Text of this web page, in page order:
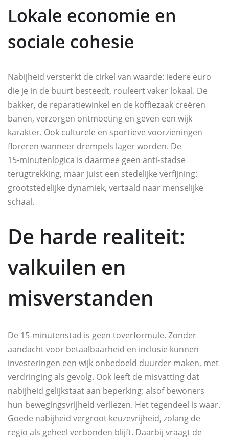
Lokale economie en
sociale cohesie
Nabijheid versterkt de cirkel van waarde: iedere euro
die je in de buurt besteedt, rouleert vaker lokaal. De
bakker, de reparatiewinkel en de koffiezaak creëren
banen, verzorgen ontmoeting en geven een wijk
karakter. Ook culturele en sportieve voorzieningen
floreren wanneer drempels lager worden. De
15‑minutenlogica is daarmee geen anti‑stadse
terugtrekking, maar juist een stedelijke verfijning:
grootstedelijke dynamiek, vertaald naar menselijke
schaal.
De harde realiteit:
valkuilen en
misverstanden
De 15‑minutenstad is geen toverformule. Zonder
aandacht voor betaalbaarheid en inclusie kunnen
investeringen een wijk onbedoeld duurder maken, met
verdringing als gevolg. Ook leeft de misvatting dat
nabijheid gelijkstaat aan beperking: alsof bewoners
hun bewegingsvrijheid verliezen. Het tegendeel is waar.
Goede nabijheid vergroot keuzevrijheid, zolang de
regio als geheel verbonden blijft. Daarbij vraagt de